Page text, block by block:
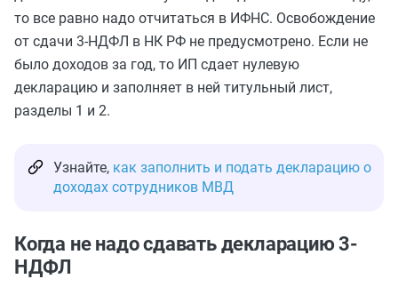
то все равно надо отчитаться в ИФНС. Освобождение
от сдачи 3-НДФЛ в НК РФ не предусмотрено. Если не
было доходов за год, то ИП сдает нулевую
декларацию и заполняет в ней титульный лист,
разделы 1 и 2.
Узнайте, как заполнить и подать декларацию о
доходах сотрудников МВД
Когда не надо сдавать декларацию 3-
НДФЛ